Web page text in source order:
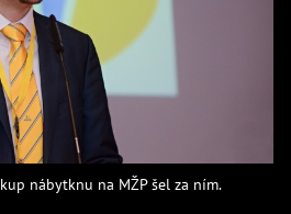
nábytknu na MŽP šel za ním.